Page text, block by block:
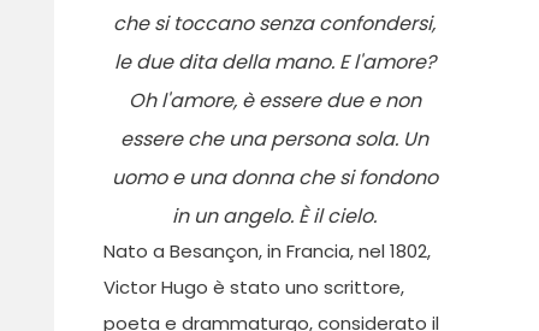
che si toccano senza confondersi,
le due dita della mano. E l'amore?
Oh l'amore, è essere due e non
essere che una persona sola. Un
uomo e una donna che si fondono
in un angelo. È il cielo.
Nato a Besançon, in Francia, nel 1802,
Victor Hugo è stato uno scrittore,
poeta e drammaturgo, considerato il